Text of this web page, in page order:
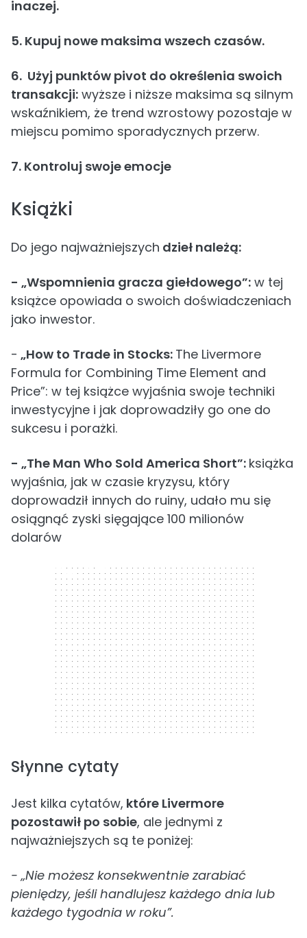
inaczej.
5. Kupuj nowe maksima wszech czasów.
6. Użyj punktów pivot do określenia swoich
transakcji: wyższe i niższe maksima są silnym
wskaźnikiem, że trend wzrostowy pozostaje w
miejscu pomimo sporadycznych przerw.
7. Kontroluj swoje emocje
Książki
Do jego najważniejszych dzieł należą:
- „Wspomnienia gracza giełdowego”: w tej
książce opowiada o swoich doświadczeniach
jako inwestor.
- „How to Trade in Stocks: The Livermore
Formula for Combining Time Element and
Price”: w tej książce wyjaśnia swoje techniki
inwestycyjne i jak doprowadziły go one do
sukcesu i porażki.
- „The Man Who Sold America Short”: książka
wyjaśnia, jak w czasie kryzysu, który
doprowadził innych do ruiny, udało mu się
osiągnąć zyski sięgające 100 milionów
dolarów
300 x 250
Słynne cytaty
Jest kilka cytatów, które Livermore
pozostawił po sobie, ale jednymi z
najważniejszych są te poniżej:
- „Nie możesz konsekwentnie zarabiać
pieniędzy, jeśli handlujesz każdego dnia lub
każdego tygodnia w roku”.